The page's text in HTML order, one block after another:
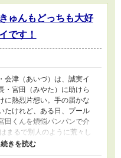
ゅんもどっちも大好
です！
会津（あいづ）は、誠実イ
・宮田（みやた）に助けら
に熱烈片想い。手の届かな
たけれど、ある日、プール
田くんを煩悩パンパンで介
まるで別人のように荒々し
のアホでぺろぺろの夏BL